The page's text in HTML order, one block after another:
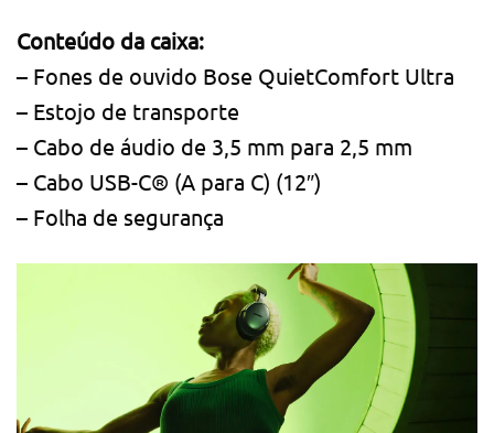
Conteúdo da caixa:
– Fones de ouvido Bose QuietComfort Ultra
– Estojo de transporte
– Cabo de áudio de 3,5 mm para 2,5 mm
– Cabo USB-C® (A para C) (12″)
– Folha de segurança